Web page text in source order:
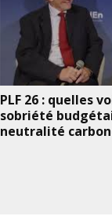
PLF 26 : quelles
sobriété
neutralité